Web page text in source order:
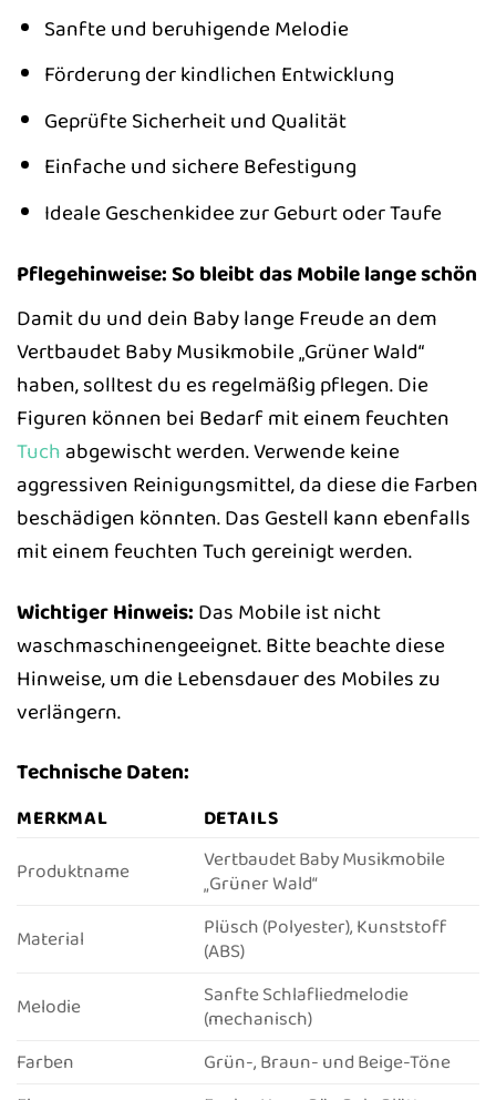
Sanfte und beruhigende Melodie
Förderung der kindlichen Entwicklung
Geprüfte Sicherheit und Qualität
Einfache und sichere Befestigung
Ideale Geschenkidee zur Geburt oder Taufe
Pflegehinweise: So bleibt das Mobile lange schön
Damit du und dein Baby lange Freude an dem
Vertbaudet Baby Musikmobile „Grüner Wald“
haben, solltest du es regelmäßig pflegen. Die
Figuren können bei Bedarf mit einem feuchten
Tuchabgewischt werden. Verwende keine
aggressiven Reinigungsmittel, da diese die Farben
beschädigen könnten. Das Gestell kann ebenfalls
mit einem feuchten Tuch gereinigt werden.
Wichtiger Hinweis: Das Mobile ist nicht
waschmaschinengeeignet. Bitte beachte diese
Hinweise, um die Lebensdauer des Mobiles zu
verlängern.
Technische Daten:
MERKMAL
DETAILS
Produktname
Vertbaudet Baby Musikmobile
„Grüner Wald“
Material
Plüsch (Polyester), Kunststoff
(ABS)
Melodie
Sanfte Schlafliedmelodie
(mechanisch)
Farben
Grün-, Braun- und Beige-Töne